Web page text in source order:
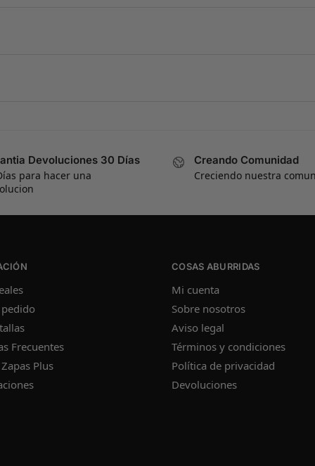
Devoluciones 30 Días
para hacer una
Creando Comunidad
Creciendo nuestra
Frecuentes
Plus
COSAS ABURRIDAS
Mi cuenta
Sobre nosotros
Aviso legal
Términos y condiciones
Política de privacidad
Devoluciones